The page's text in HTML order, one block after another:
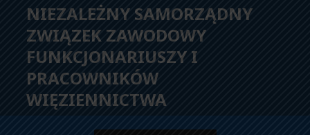
NIEZALEŻNY SAMORZĄDNY
ZWIĄZEK ZAWODOWY
FUNKCJONARIUSZY I
PRACOWNIKÓW
WIĘZIENNICTWA